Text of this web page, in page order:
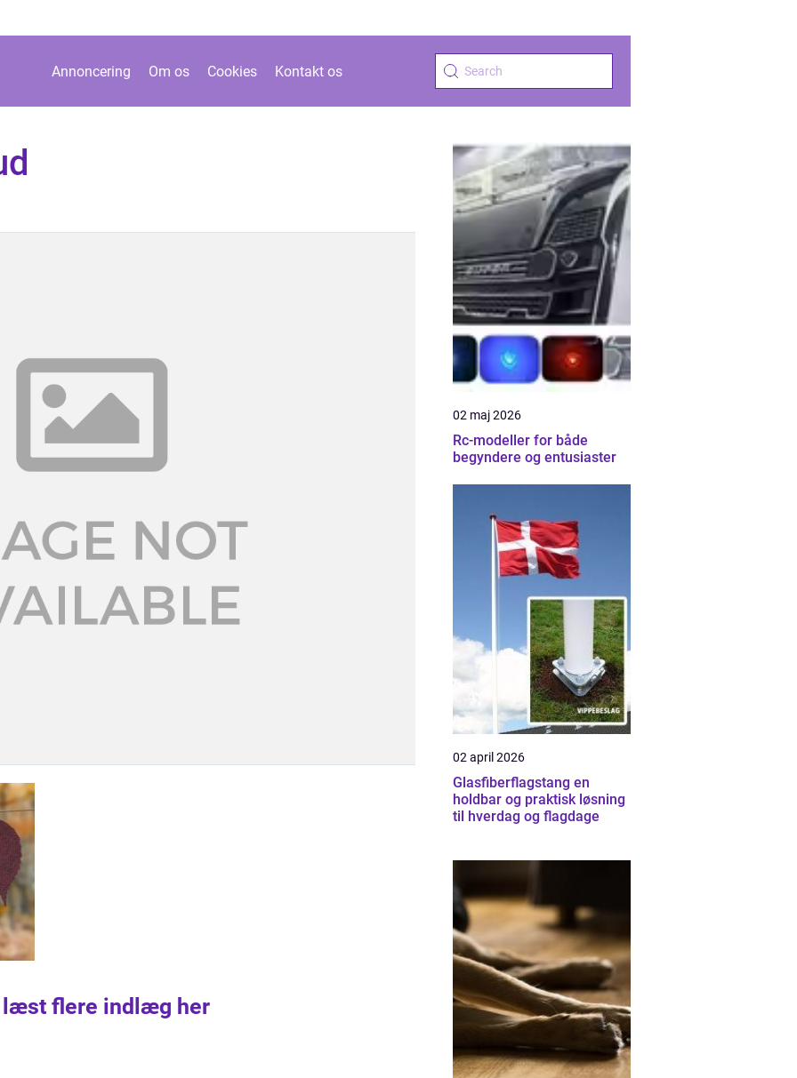
Annoncering Om os Cookies Kontakt os
læst flere indlæg her
02 maj 2026
Rc-modeller for både
begyndere og entusiaster
02 april 2026
Glasfiberflagstang en
holdbar og praktisk løsning
til hverdag og flagdage